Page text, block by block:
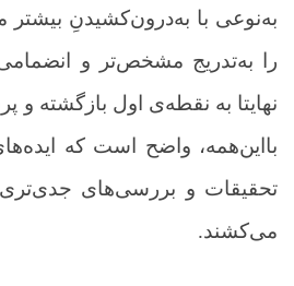
به‌نوعی با به‌درون‌کشیدنِ
را به‌تدریج مشخص‌تر و
نهایتا به نقطه‌ی اول بازگشته
بااین‌همه، واضح است که
تحقیقات و بررسی‌های جدی‌تری
می‌کشند.